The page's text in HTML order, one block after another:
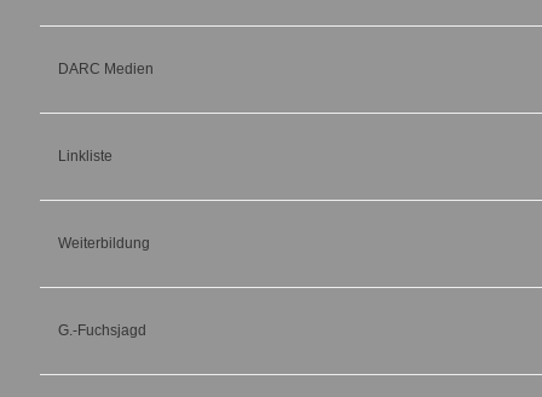
DARC Medien
Linkliste
Weiterbildung
G.-Fuchsjagd